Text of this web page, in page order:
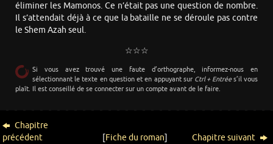
éliminer les Mamonos. Ce n’était pas une question de nombre.
Il s’attendait déjà à ce que la bataille ne se déroule pas contre
le Shem Azah seul.
☆☆☆
Si vous avez trouvé une faute d’orthographe, informez-nous en
sélectionnant le texte en question et en appuyant sur Ctrl + Entrées’il vous
plaît. Il est conseillé de se connecter sur un compte avant de le faire.
Chapitre
précédent
[Fiche du roman] Chapitre suivant